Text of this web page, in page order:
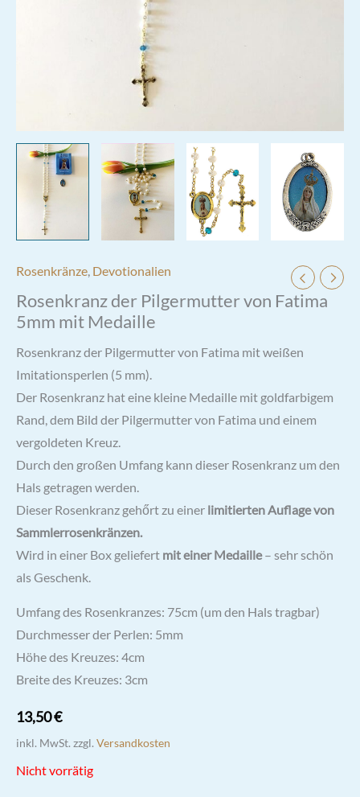
Rosenkränze, Devotionalien
Rosenkranz der Pilgermutter von Fatima
5mm mit Medaille
Rosenkranz der Pilgermutter von Fatima mit weißen
Imitationsperlen (5 mm).
Der Rosenkranz hat eine kleine Medaille mit goldfarbigem
Rand, dem Bild der Pilgermutter von Fatima und einem
vergoldeten Kreuz.
Durch den großen Umfang kann dieser Rosenkranz um den
Hals getragen werden.
Dieser Rosenkranz gehőrt zu einer limitierten Auflage von
Sammlerrosenkränzen.
Wird in einer Box geliefert mit einer Medaille– sehr schön
als Geschenk.
Umfang des Rosenkranzes: 75cm (um den Hals tragbar)
Durchmesser der Perlen: 5mm
Höhe des Kreuzes: 4cm
Breite des Kreuzes: 3cm
13,50€
inkl. MwSt.zzgl.Versandkosten
Nicht vorrätig